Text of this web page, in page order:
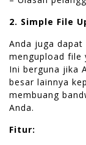
2. Simple File
Anda juga dapat
mengupload file
Ini berguna jika
besar lainnya
membuang
Anda.
Fitur: